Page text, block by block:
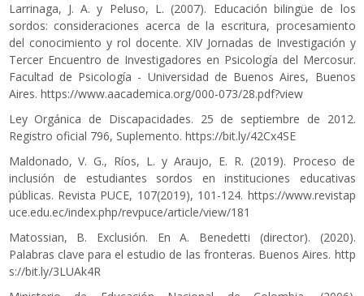
Larrinaga, J. A. y Peluso, L. (2007). Educación bilingüe de los
sordos: consideraciones acerca de la escritura, procesamiento
del conocimiento y rol docente. XIV Jornadas de Investigación y
Tercer Encuentro de Investigadores en Psicología del Mercosur.
Facultad de Psicología - Universidad de Buenos Aires, Buenos
Aires. https://www.aacademica.org/000-073/28.pdf?view
Ley Orgánica de Discapacidades. 25 de septiembre de 2012.
Registro oficial 796, Suplemento. https://bit.ly/42Cx4SE
Maldonado, V. G., Ríos, L. y Araujo, E. R. (2019). Proceso de
inclusión de estudiantes sordos en instituciones educativas
públicas. Revista PUCE, 107(2019), 101-124. https://www.revistap
uce.edu.ec/index.php/revpuce/article/view/181
Matossian, B. Exclusión. En A. Benedetti (director). (2020).
Palabras clave para el estudio de las fronteras. Buenos Aires. http
s://bit.ly/3LUAk4R